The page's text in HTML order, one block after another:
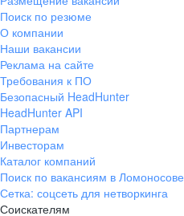
Поиск по резюме
О компании
Наши вакансии
Реклама на сайте
Требования к ПО
Безопасный HeadHunter
HeadHunter API
Партнерам
Инвесторам
Каталог компаний
Поиск по вакансиям в Ломоносове
Сетка: соцсеть для нетворкинга
Соискателям